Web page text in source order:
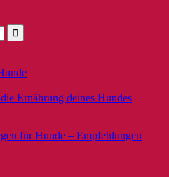
Ernährung deines Hundes
für Hunde – Empfehlungen